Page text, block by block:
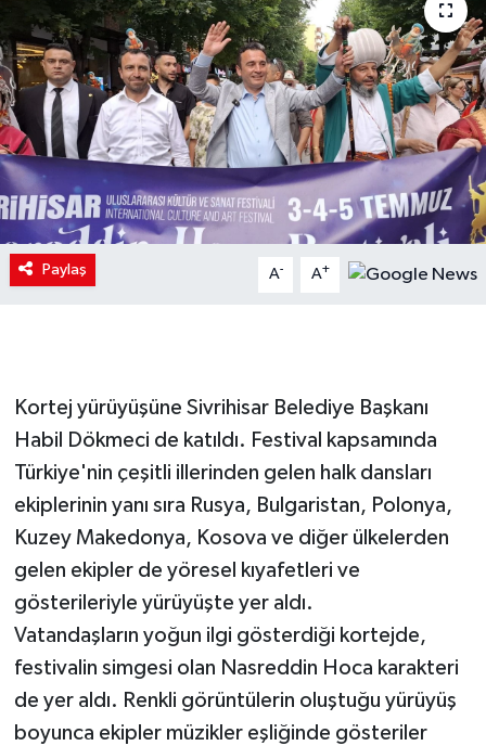
Paylaş A- A+
Kortej yürüyüşüne Sivrihisar Belediye Başkanı
Habil Dökmeci de katıldı. Festival kapsamında
Türkiye'nin çeşitli illerinden gelen halk dansları
ekiplerinin yanı sıra Rusya, Bulgaristan, Polonya,
Kuzey Makedonya, Kosova ve diğer ülkelerden
gelen ekipler de yöresel kıyafetleri ve
gösterileriyle yürüyüşte yer aldı.
Vatandaşların yoğun ilgi gösterdiği kortejde,
festivalin simgesi olan Nasreddin Hoca karakteri
de yer aldı. Renkli görüntülerin oluştuğu yürüyüş
boyunca ekipler müzikler eşliğinde gösteriler